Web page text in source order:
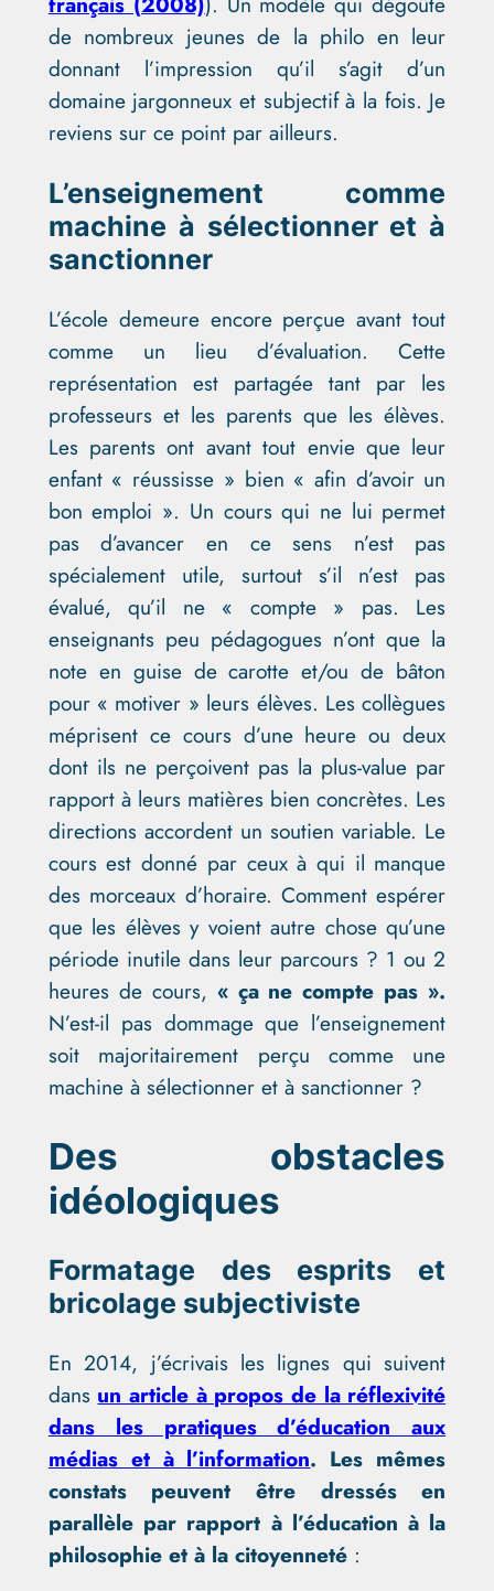
de nombreux jeunes de la philo en leur
donnant l’impression qu’il s’agit d’un
domaine jargonneux et subjectif à la fois. Je
reviens sur ce point par ailleurs.
L’enseignement comme
machine à sélectionner et à
sanctionner
L’école demeure encore perçue avant tout
comme un lieu d’évaluation. Cette
représentation est partagée tant par les
professeurs et les parents que les élèves.
Les parents ont avant tout envie que leur
enfant « réussisse » bien « afin d’avoir un
bon emploi ». Un cours qui ne lui permet
pas d’avancer en ce sens n’est pas
spécialement utile, surtout s’il n’est pas
évalué, qu’il ne « compte » pas. Les
enseignants peu pédagogues n’ont que la
note en guise de carotte et/ou de bâton
pour « motiver » leurs élèves. Les collègues
méprisent ce cours d’une heure ou deux
dont ils ne perçoivent pas la plus-value par
rapport à leurs matières bien concrètes. Les
directions accordent un soutien variable. Le
cours est donné par ceux à qui il manque
des morceaux d’horaire. Comment espérer
que les élèves y voient autre chose qu’une
période inutile dans leur parcours ? 1 ou 2
heures de cours, « ça ne compte pas ».
N’est-il pas dommage que l’enseignement
soit majoritairement perçu comme une
machine à sélectionner et à sanctionner ?
Des obstacles
idéologiques
Formatage des esprits et
bricolage subjectiviste
En 2014, j’écrivais les lignes qui suivent
dans un article à propos de la réflexivité
dans les pratiques d’éducation aux
médias et à l’information. Les mêmes
constats peuvent être dressés en
parallèle par rapport à l’éducation à la
philosophie et à la citoyenneté: